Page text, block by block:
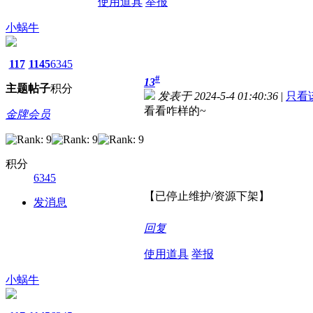
小蜗牛
117
主题
1145
帖子
6345
积分
金牌会员
积分
6345
发消息
13#
发表于 2024-5-4 01:40:36 | 只看
看看咋样的~
【已停止维护/资源下架】
回复
使用道具 举报
小蜗牛